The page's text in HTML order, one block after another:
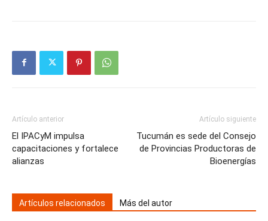
Artículo anterior
El IPACyM impulsa
capacitaciones y fortalece
alianzas
Artículo siguiente
Tucumán es sede del Consejo
de Provincias Productoras de
Bioenergías
Artículos relacionados Más del autor